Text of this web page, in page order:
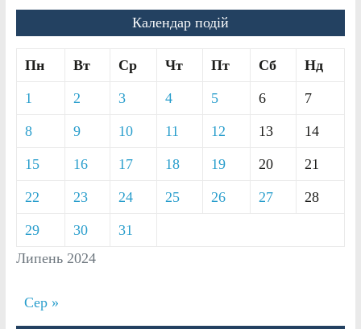
Календар подій
Липень 2024
Пн Вт Ср Чт Пт Сб Нд
1 2 3 4 5 6 7
8 9 10 11 12 13 14
15 16 17 18 19 20 21
22 23 24 25 26 27 28
29 30 31
Сер »